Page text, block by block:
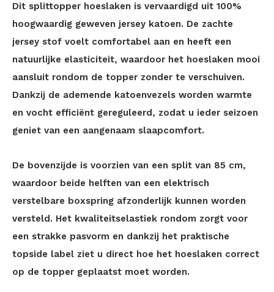
Dit splittopper hoeslaken is vervaardigd uit 100%
hoogwaardig geweven jersey katoen. De zachte
jersey stof voelt comfortabel aan en heeft een
natuurlijke elasticiteit, waardoor het hoeslaken mooi
aansluit rondom de topper zonder te verschuiven.
Dankzij de ademende katoenvezels worden warmte
en vocht efficiënt gereguleerd, zodat u ieder seizoen
geniet van een aangenaam slaapcomfort.
De bovenzijde is voorzien van een split van 85 cm,
waardoor beide helften van een elektrisch
verstelbare boxspring afzonderlijk kunnen worden
versteld. Het kwaliteitselastiek rondom zorgt voor
een strakke pasvorm en dankzij het praktische
topside label ziet u direct hoe het hoeslaken correct
op de topper geplaatst moet worden.